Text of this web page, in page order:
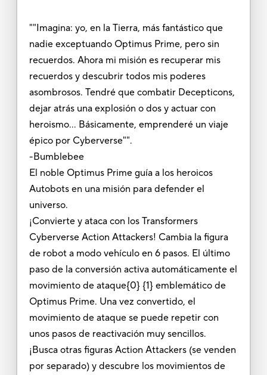
""Imagina: yo, en la Tierra, más fantástico que
nadie exceptuando Optimus Prime, pero sin
recuerdos. Ahora mi misión es recuperar mis
recuerdos y descubrir todos mis poderes
asombrosos. Tendré que combatir Decepticons,
dejar atrás una explosión o dos y actuar con
heroismo... Básicamente, emprenderé un viaje
épico por Cyberverse"".
-Bumblebee
El noble Optimus Prime guía a los heroicos
Autobots en una misión para defender el
universo.
¡Convierte y ataca con los Transformers
Cyberverse Action Attackers! Cambia la figura
de robot a modo vehículo en 6 pasos. El último
paso de la conversión activa automáticamente el
movimiento de ataque{0} {1} emblemático de
Optimus Prime. Una vez convertido, el
movimiento de ataque se puede repetir con
unos pasos de reactivación muy sencillos.
¡Busca otras figuras Action Attackers (se venden
por separado) y descubre los movimientos de